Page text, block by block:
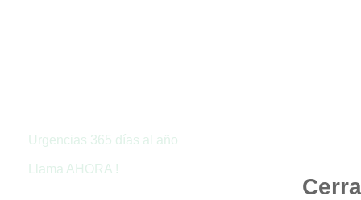
Urgencias 365 días al año
Llama AHORA !